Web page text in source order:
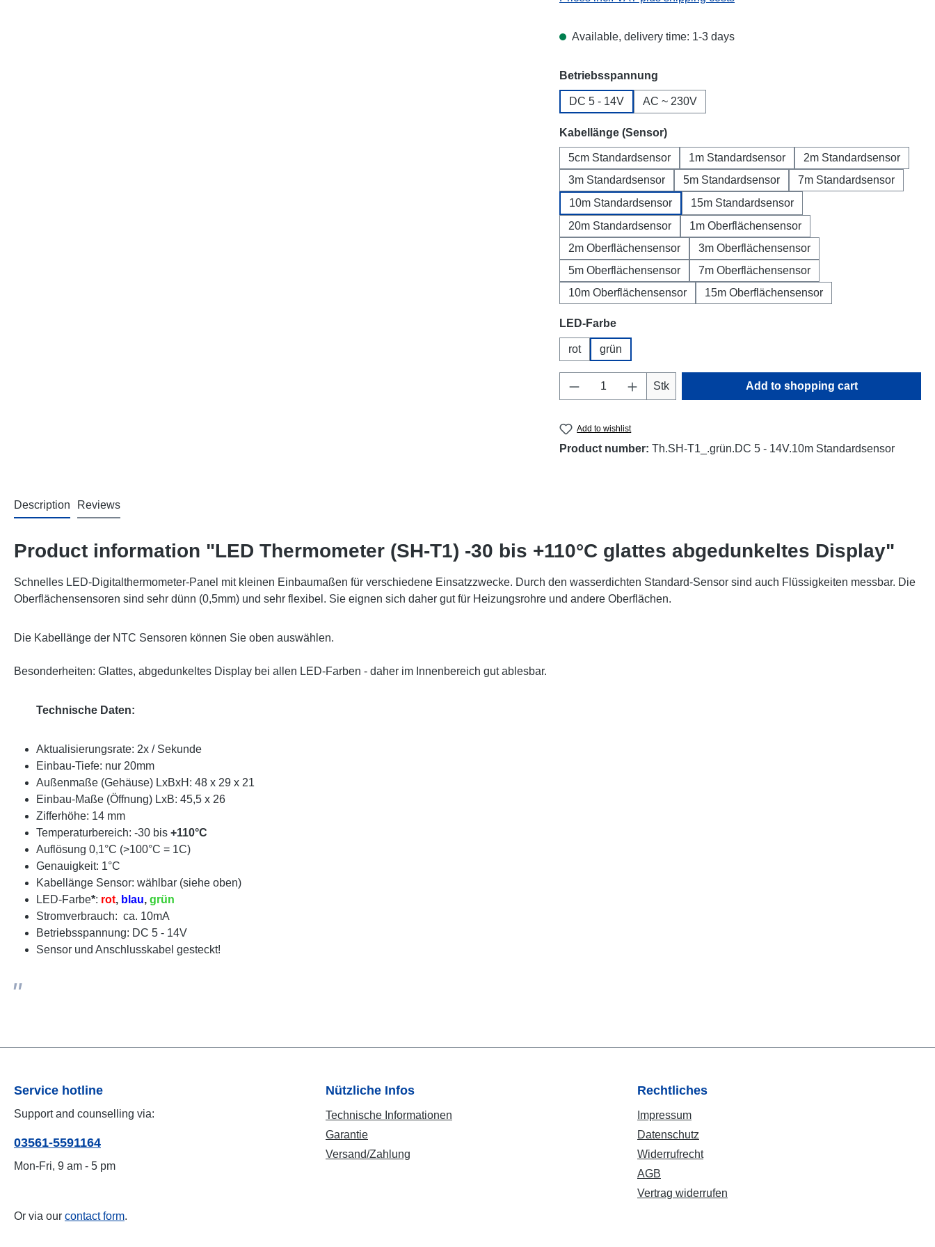
Available, delivery time: 1-3 days
Select
Betriebsspannung
DC 5 - 14V AC ~ 230V
Select
Kabellänge (Sensor)
5cm Standardsensor 1m Standardsensor
2m Standardsensor
3m Standardsensor
5m Standardsensor
7m Standardsensor
10m Standardsensor
15m Standardsensor
20m Standardsensor
1m Oberflächensensor
2m Oberflächensensor
3m Oberflächensensor
5m Oberflächensensor
7m Oberflächensensor
10m Oberflächensensor
15m Oberflächensensor
Select
LED-Farbe
rot grün
Product Quantity: Enter the desired amount or
Stk Add to shopping cart
Add to wishlist
Product number: Th.SH-T1_.grün.DC 5 - 14V.10m Standardsensor
Description Reviews
Product information "LED Thermometer (SH-T1) -30 bis +110°C glattes abgedunkeltes Display"
Schnelles LED-Digitalthermometer-Panel mit kleinen Einbaumaßen für verschiedene Einsatzzwecke. Durch den wasserdichten Standard-Sensor sind auch Flüssigkeiten messbar. Die
Oberflächensensoren sind sehr dünn (0,5mm) und sehr flexibel. Sie eignen sich daher gut für Heizungsrohre und andere Oberflächen.
Die Kabellänge der NTC Sensoren können Sie oben auswählen.
Besonderheiten: Glattes, abgedunkeltes Display bei allen LED-Farben - daher im Innenbereich gut ablesbar.
Technische Daten:
Aktualisierungsrate: 2x / Sekunde
Einbau-Tiefe: nur 20mm
Außenmaße (Gehäuse) LxBxH: 48 x 29 x 21
Einbau-Maße (Öffnung) LxB: 45,5 x 26
Zifferhöhe: 14 mm
Temperaturbereich: -30 bis +110°C
Auflösung 0,1°C (>100°C = 1C)
Genauigkeit: 1°C
Kabellänge Sensor: wählbar (siehe oben)
LED-Farbe*: rot, blau, grün
Stromverbrauch: ca. 10mA
Betriebsspannung: DC 5 - 14V
Sensor und Anschlusskabel gesteckt!
Service hotline
Support and counselling via:
03561-5591164
Mon-Fri, 9 am - 5 pm
Or via our contact form.
Nützliche Infos
Technische Informationen
Garantie
Versand/Zahlung
Rechtliches
Impressum
Datenschutz
Widerrufrecht
AGB
Vertrag widerrufen